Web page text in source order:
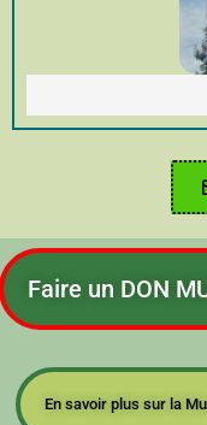
Faire un DON
En savoir plus sur la